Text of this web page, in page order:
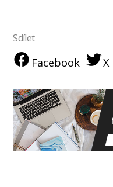
Sdílet
Facebook X